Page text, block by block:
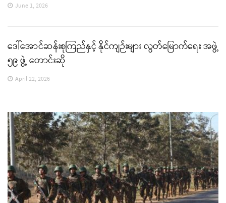
June 1, 2026
ဒေါ်အောင်ဆန်းစုကြည်နှင့် နိုင်ကျဉ်းများ လွတ်မြောက်ရေး အဖွဲ့
၅၉ ဖွဲ့ တောင်းဆို
April 22, 2026